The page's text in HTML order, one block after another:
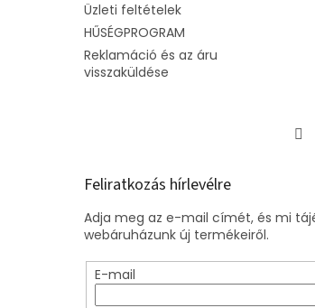
Üzleti feltételek
HŰSÉGPROGRAM
Reklamáció és az áru
visszaküldése
Feliratkozás hírlevélre
Adja meg az e-mail címét, és mi
webáruházunk új termékeiről.
E-mail